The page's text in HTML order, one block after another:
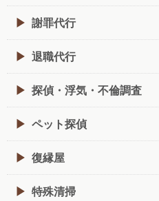
謝罪代行
退職代行
探偵・浮気・不倫調査
ペット探偵
復縁屋
特殊清掃